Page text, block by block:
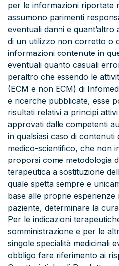
per le informazioni riportate
assumono parimenti
eventuali danni e
di un utilizzo non corretto o
informazioni contenute in
eventuali quanto casuali
peraltro che essendo le
(ECM e non ECM) di
e ricerche pubblicate, esse
risultati relativi a principi
approvati dalle competenti
in qualsiasi caso di contenuti
medico-scientifico, che non
proporsi come metodologia
terapeutica a sostituzione
quale spetta sempre e
base alle proprie esperienze
paziente, determinare la
Per le indicazioni
somministrazione e per le
singole specialità medicinali
obbligo fare riferimento ai